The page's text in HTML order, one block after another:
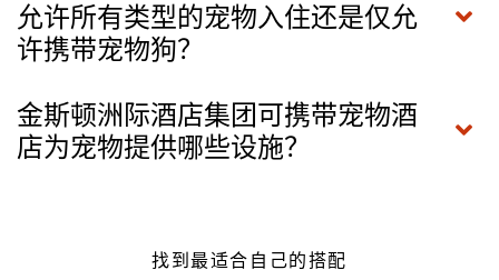
允许所有类型的宠物入住还是仅允
许携带宠物狗？
金斯顿洲际酒店集团可携带宠物酒
店为宠物提供哪些设施？
找到最适合自己的搭配